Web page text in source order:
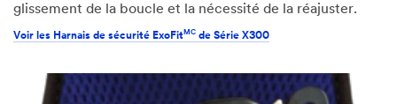
glissement de la boucle et la nécessité de la réajuster.
Voir les Harnais de sécurité ExoFit MC de Série X300